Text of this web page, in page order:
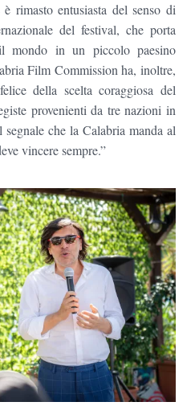
rimasto entusiasta del senso di
del festival, che porta
mondo in un piccolo paesino
Film Commission ha, inoltre,
della scelta coraggiosa del
provenienti da tre nazioni in
che la Calabria manda al
vincere sempre.”